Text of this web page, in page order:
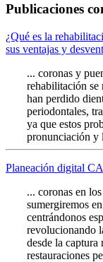
Publicaciones
¿Qué es la
sus ventajas y
... coronas y
rehabilitación se
han perdido
periodontales,
ya que estos
pronunciación y
Planeación digital
... coronas en
sumergiremos
centrándonos
revolucionando
desde la captura
restauraciones